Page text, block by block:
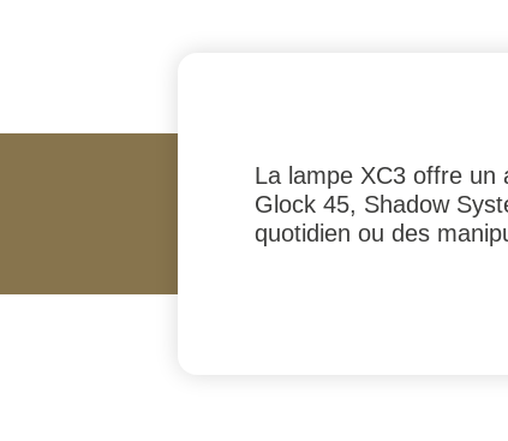
La lampe XC3 offre un
Glock 45, Shadow
quotidien ou des